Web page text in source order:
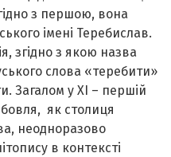
з першою, вона
імені Теребислав.
згідно з якою назва
слова «теребити»
Загалом у ХІ – першій
як столиця
неодноразово
в контексті